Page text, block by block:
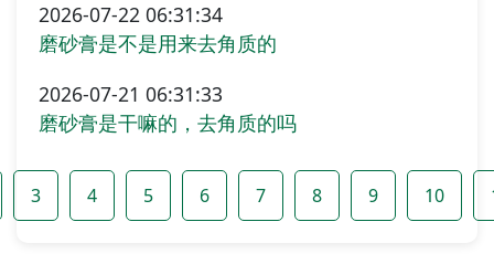
2026-07-22 06:31:34
磨砂膏是不是用来去角质的
2026-07-21 06:31:33
磨砂膏是干嘛的，去角质的吗
3 4 5 6 7 8 9 10